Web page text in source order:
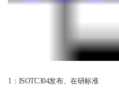
1：ISOTC304发布、在研标准